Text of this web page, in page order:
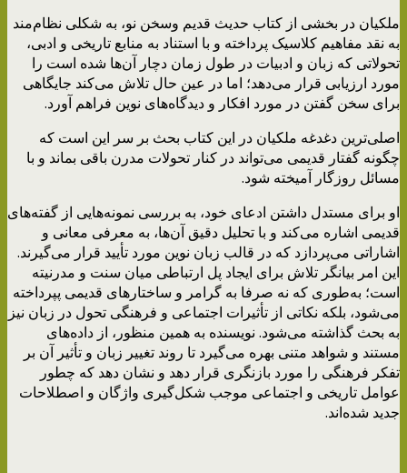
ملکیان در بخشی از کتاب حدیث قدیم وسخن نو، به شکلی نظام‌مند
به نقد مفاهیم کلاسیک پرداخته و با استناد به منابع تاریخی و ادبی،
تحولاتی که زبان و ادبیات در طول زمان دچار آن‌ها شده ‌است را
مورد ارزیابی قرار می‌دهد؛ اما در عین حال تلاش می‌کند جایگاهی
برای سخن گفتن در مورد افکار و دیدگاه‌های نوین فراهم آورد.
اصلی‌ترین دغدغه ملکیان در این کتاب بحث بر سر این است که
چگونه گفتار قدیمی می‌تواند در کنار تحولات مدرن باقی بماند و با
مسائل روزگار آمیخته شود.
او برای مستدل داشتن ادعای خود، به بررسی نمونه‌هایی از گفته‌های
قدیمی اشاره می‌کند و با تحلیل دقیق آن‌ها، به معرفی معانی و
اشاراتی می‌پردازد که در قالب زبان نوین مورد تأیید قرار می‌گیرند.
این امر بیانگر تلاش برای ایجاد پل ارتباطی میان سنت و مدرنیته
است؛ به‌طوری که نه صرفا به گرامر و ساختارهای قدیمی پپرداخته
می‌شود، بلکه نکاتی از تأثیرات اجتماعی و فرهنگی تحول در زبان نیز
به بحث گذاشته می‌شود. نویسنده به همین منظور، از داده‌های
مستند و شواهد متنی بهره می‌گیرد تا روند تغییر زبان و تأثیر آن بر
تفکر فرهنگی را مورد بازنگری قرار دهد و نشان دهد که چطور
عوامل تاریخی و اجتماعی موجب شکل‌گیری واژگان و اصطلاحات
جدید شده‌اند.